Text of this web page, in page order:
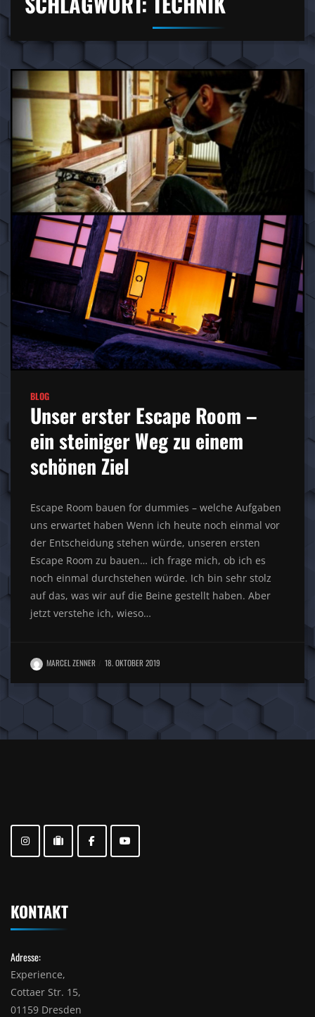
BLOG
Unser erster Escape Room –
ein steiniger Weg zu einem
schönen Ziel
Escape Room bauen for dummies – welche Aufgaben
uns erwartet haben Wenn ich heute noch einmal vor
der Entscheidung stehen würde, unseren ersten
Escape Room zu bauen… ich frage mich, ob ich es
noch einmal durchstehen würde. Ich bin sehr stolz
auf das, was wir auf die Beine gestellt haben. Aber
jetzt verstehe ich, wieso…
MARCEL ZENNER 18. OKTOBER 2019
KONTAKT
Adresse:
Experience,
Cottaer Str. 15,
01159 Dresden